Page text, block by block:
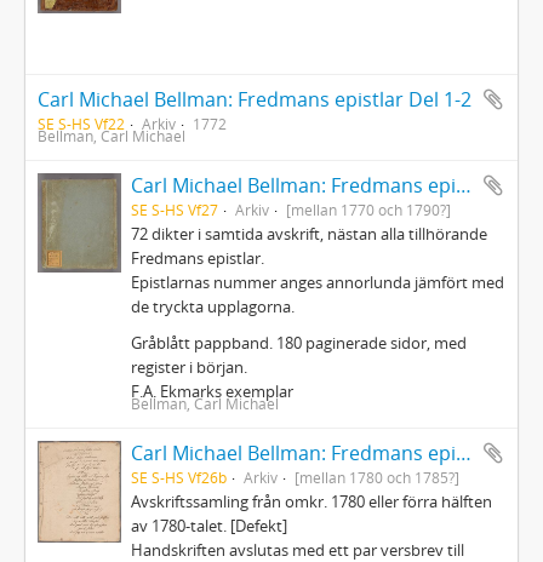
Carl Michael Bellman: Fredmans epistlar Del 1-2
SE S-HS Vf22 Arkiv 1772
Bellman, Carl Michael
Carl Michael Bellman: Fredmans epistlar m.m.
SE S-HS Vf27 Arkiv [mellan 1770 och 1790?]
72 dikter i samtida avskrift, nästan alla tillhörande
Fredmans epistlar.
Epistlarnas nummer anges annorlunda jämfört med
de tryckta upplagorna.
Gråblått pappband. 180 paginerade sidor, med
register i början.
F.A. Ekmarks exemplar
Bellman, Carl Michael
Carl Michael Bellman: Fredmans epistlar och sånger m.fl. Bellman-texter
SE S-HS Vf26b Arkiv [mellan 1780 och 1785?]
Avskriftssamling från omkr. 1780 eller förra hälften
av 1780-talet. [Defekt]
Handskriften avslutas med ett par versbrev till